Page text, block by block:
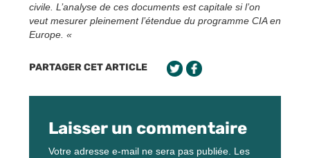
civile. L’analyse de ces documents est capitale si l’on
veut mesurer pleinement l’étendue du programme CIA en
Europe. «
PARTAGER CET ARTICLE
Laisser un commentaire
Votre adresse e-mail ne sera pas publiée. Les